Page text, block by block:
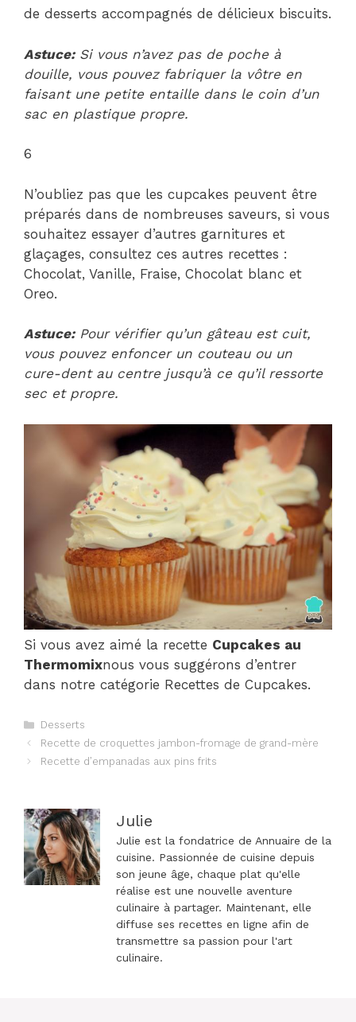
de desserts accompagnés de délicieux biscuits.
Astuce:Si vous n’avez pas de poche à
douille, vous pouvez fabriquer la vôtre en
faisant une petite entaille dans le coin d’un
sac en plastique propre.
6
N’oubliez pas que les cupcakes peuvent être
préparés dans de nombreuses saveurs, si vous
souhaitez essayer d’autres garnitures et
glaçages, consultez ces autres recettes :
Chocolat, Vanille, Fraise, Chocolat blanc et
Oreo.
Astuce:Pour vérifier qu’un gâteau est cuit,
vous pouvez enfoncer un couteau ou un
cure-dent au centre jusqu’à ce qu’il ressorte
sec et propre.
Si vous avez aimé la recette Cupcakes au
Thermomixnous vous suggérons d’entrer
dans notre catégorie Recettes de Cupcakes.
Catégories
Desserts
Navigation
des
Recette de croquettes jambon-fromage de grand-mère
Recette d’empanadas aux pins frits
Julie
Julie est la fondatrice de Annuaire de la
cuisine. Passionnée de cuisine depuis
son jeune âge, chaque plat qu'elle
réalise est une nouvelle aventure
culinaire à partager. Maintenant, elle
diffuse ses recettes en ligne afin de
transmettre sa passion pour l'art
culinaire.